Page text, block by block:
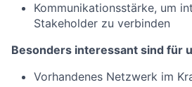
Kommunikationsstärke, um
Stakeholder zu verbinden
Besonders interessant sind für
Vorhandenes Netzwerk im